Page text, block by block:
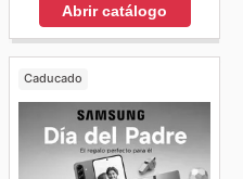
Abrir catálogo
Caducado